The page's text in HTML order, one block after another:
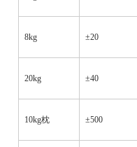
8kg ±20
20kg ±40
10kg枕 ±500